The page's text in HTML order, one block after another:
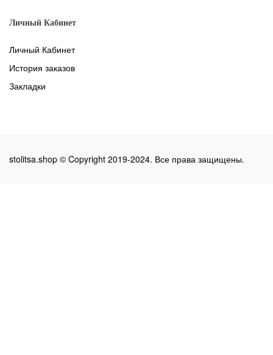
Личный Кабинет
Личный Кабинет
История заказов
Закладки
stolitsa.shop © Copyright 2019-2024. Все права защищены.